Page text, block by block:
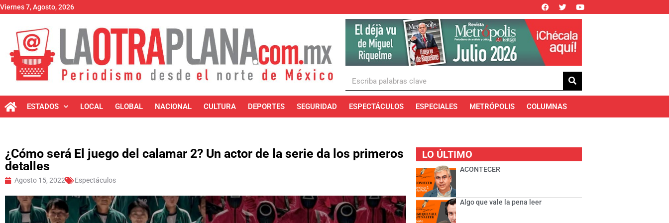
Viernes 7, Agosto, 2026
ESTADOS LOCAL GLOBAL NACIONAL CULTURA DEPORTES SEGURIDAD ESPECTÁCULOS ESPECIALES METRÓPOLIS COLUMNAS
¿Cómo será El juego del calamar 2? Un actor de la serie da los primeros
detalles
Agosto 15, 2022 Espectáculos
LO ÚLTIMO
ACONTECER
Algo que vale la pena leer